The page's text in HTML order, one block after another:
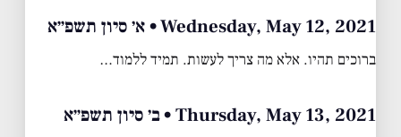
Wednesday, May 12, 2021 • א׳ סיון תשפ״א
ברוכים תהיו. אלא מה צריך לעשות. תמיד ללמוד…
Thursday, May 13, 2021 • ב׳ סיון תשפ״א